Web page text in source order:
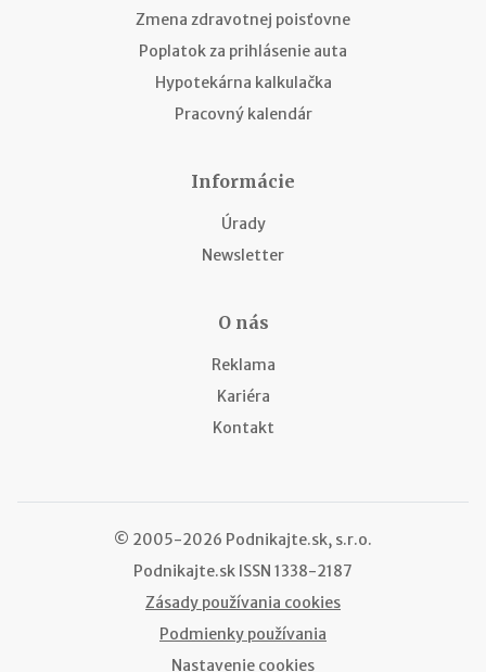
Zmena zdravotnej poisťovne
Poplatok za prihlásenie auta
Hypotekárna kalkulačka
Pracovný kalendár
Informácie
Úrady
Newsletter
O nás
Reklama
Kariéra
Kontakt
© 2005-2026 Podnikajte.sk, s.r.o.
Podnikajte.sk ISSN 1338-2187
Zásady používania cookies
Podmienky používania
Nastavenie cookies